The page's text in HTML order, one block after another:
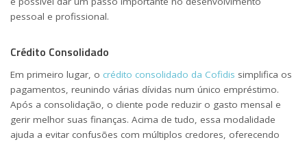
pessoal e profissional.
Crédito Consolidado
Em primeiro lugar, o crédito consolidado da Cofidis simplifica os
pagamentos, reunindo várias dívidas num único empréstimo.
Após a consolidação, o cliente pode reduzir o gasto mensal e
gerir melhor suas finanças. Acima de tudo, essa modalidade
ajuda a evitar confusões com múltiplos credores, oferecendo